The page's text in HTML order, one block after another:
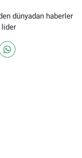
dünyadan haberler